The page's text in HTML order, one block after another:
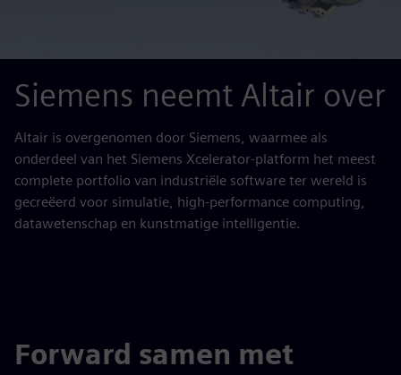
Siemens neemt Altair over
Altair is overgenomen door Siemens, waarmee als
onderdeel van het Siemens Xcelerator-platform het meest
complete portfolio van industriële software ter wereld is
gecreëerd voor simulatie, high-performance computing,
datawetenschap en kunstmatige intelligentie.
Forward samen met